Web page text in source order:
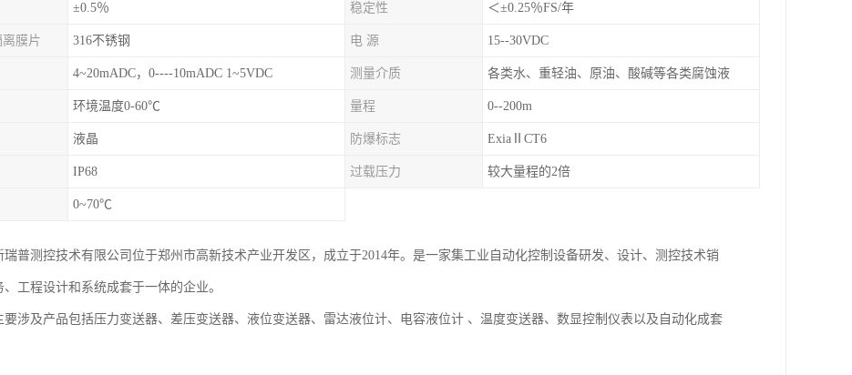
±0.5％ 稳定性 ＜±0.25％FS/年
膜片 316不锈钢 电 源 15--30VDC
4~20mADC，0----10mADC 1~5VDC 测量介质 各类水、重轻油、原油、酸碱等各类腐蚀液
环境温度0-60℃ 量程 0--200m
液晶 防爆标志 ExiaⅡCT6
IP68 过载压力 较大量程的2倍
0~70℃
瑞普测控技术有限公司位于郑州市高新技术产业开发区，成立于2014年。是一家集工业自动化控制设备研发、设计、测控技术销
、工程设计和系统成套于一体的企业。
要涉及产品包括压力变送器、差压变送器、液位变送器、雷达液位计、电容液位计 、温度变送器、数显控制仪表以及自动化成套